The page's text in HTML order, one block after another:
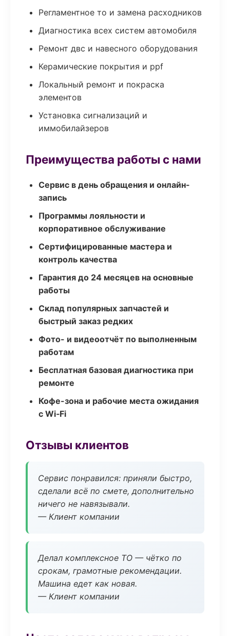
Регламентное то и замена расходников
Диагностика всех систем автомобиля
Ремонт двс и навесного оборудования
Керамические покрытия и ppf
Локальный ремонт и покраска
элементов
Установка сигнализаций и
иммобилайзеров
Преимущества работы с нами
Сервис в день обращения и онлайн-
запись
Программы лояльности и
корпоративное обслуживание
Сертифицированные мастера и
контроль качества
Гарантия до 24 месяцев на основные
работы
Склад популярных запчастей и
быстрый заказ редких
Фото- и видеоотчёт по выполненным
работам
Бесплатная базовая диагностика при
ремонте
Кофе-зона и рабочие места ожидания
с Wi‑Fi
Отзывы клиентов
Сервис понравился: приняли быстро,
сделали всё по смете, дополнительно
ничего не навязывали.
— Клиент компании
Делал комплексное ТО — чётко по
срокам, грамотные рекомендации.
Машина едет как новая.
— Клиент компании